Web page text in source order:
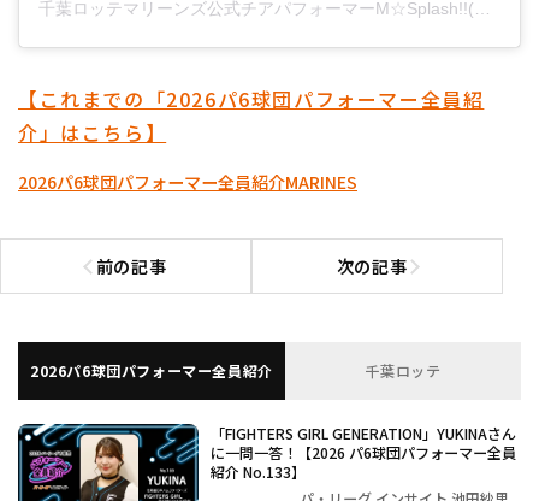
【これまでの「2026パ6球団パフォーマー全員紹
介」はこちら】
2026パ6球団パフォーマー全員紹介MARINES
前の記事
前の記事へ 次の記事次の記事へ
2026パ6球団パフォーマー全員紹介 千葉ロッテ
「FIGHTERS GIRL GENERATION」YUKINAさん
に一問一答！【2026 パ6球団パフォーマー全員
紹介 No.133】